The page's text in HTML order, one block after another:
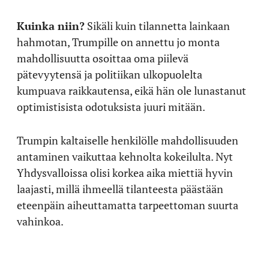
Kuinka niin? Sikäli kuin tilannetta lainkaan
hahmotan, Trumpille on annettu jo monta
mahdollisuutta osoittaa oma piilevä
pätevyytensä ja politiikan ulkopuolelta
kumpuava raikkautensa, eikä hän ole lunastanut
optimistisista odotuksista juuri mitään.
Trumpin kaltaiselle henkilölle mahdollisuuden
antaminen vaikuttaa kehnolta kokeilulta. Nyt
Yhdysvalloissa olisi korkea aika miettiä hyvin
laajasti, millä ihmeellä tilanteesta päästään
eteenpäin aiheuttamatta tarpeettoman suurta
vahinkoa.